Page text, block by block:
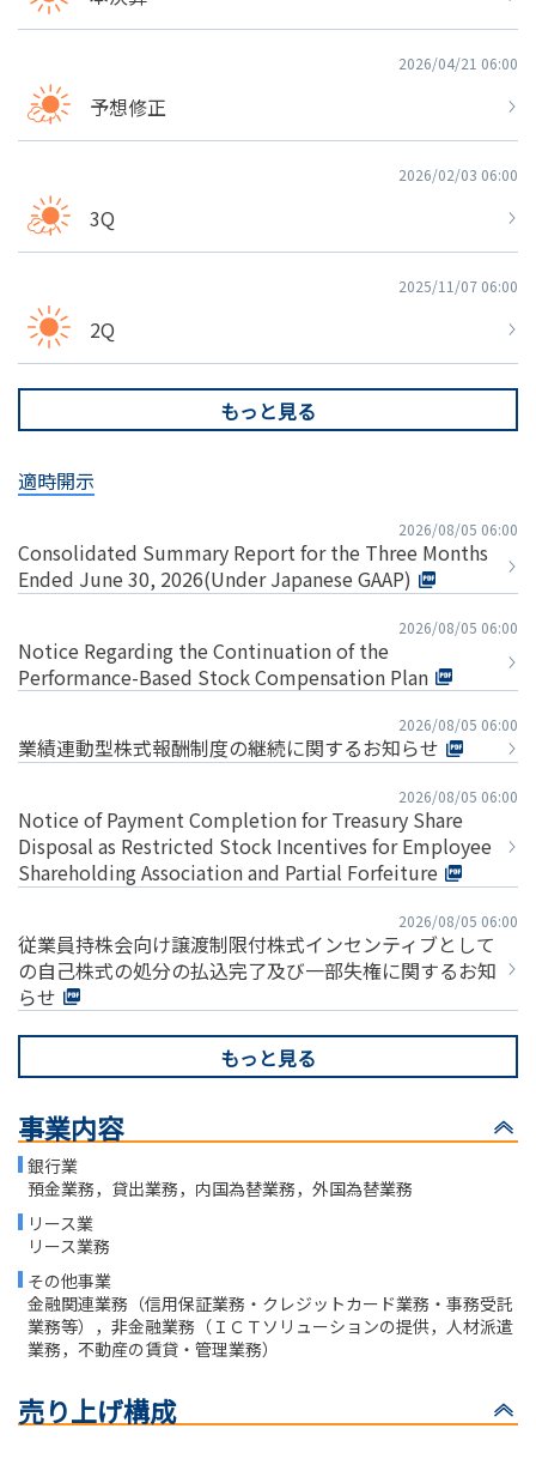
2026/04/21 06:00
予想修正
2026/02/03 06:00
3Q
2025/11/07 06:00
2Q
もっと見る
適時開示
2026/08/05 06:00
Consolidated Summary Report for the Three Months
Ended June 30, 2026(Under Japanese GAAP)
2026/08/05 06:00
Notice Regarding the Continuation of the
Performance-Based Stock Compensation Plan
2026/08/05 06:00
業績連動型株式報酬制度の継続に関するお知らせ
2026/08/05 06:00
Notice of Payment Completion for Treasury Share
Disposal as Restricted Stock Incentives for Employee
Shareholding Association and Partial Forfeiture
2026/08/05 06:00
従業員持株会向け譲渡制限付株式インセンティブとして
の自己株式の処分の払込完了及び一部失権に関するお知
らせ
もっと見る
事業内容
銀行業
預金業務，貸出業務，内国為替業務，外国為替業務
リース業
リース業務
その他事業
金融関連業務（信用保証業務・クレジットカード業務・事務受託
業務等），非金融業務（ＩＣＴソリューションの提供，人材派遣
業務，不動産の賃貸・管理業務）
売り上げ構成